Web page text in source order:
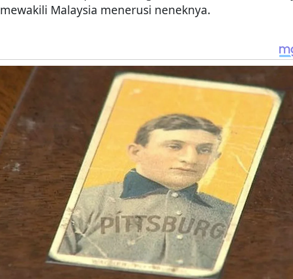
mewakili Malaysia menerusi neneknya.